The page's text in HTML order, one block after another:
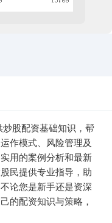
股配资基础知识，帮
作模式、风险管理及
用的案例分析和最新
民提供专业指导，助
论您是新手还是资深
的配资知识与策略，